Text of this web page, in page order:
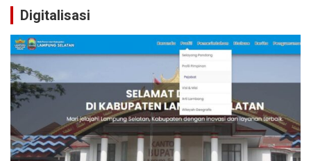
Digitalisasi